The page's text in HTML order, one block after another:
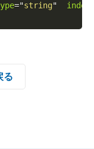
="string"
る